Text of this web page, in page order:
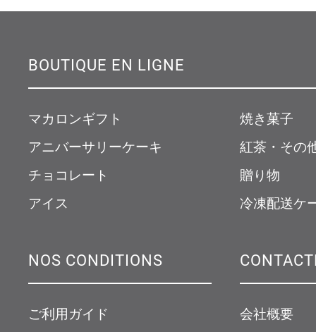
BOUTIQUE EN LIGNE
マカロンギフト
アニバーサリーケーキ
チョコレート
アイス
焼き菓子
紅茶・その
贈り物
冷凍配送ケ
NOS CONDITIONS
ご利用ガイド
会社概要